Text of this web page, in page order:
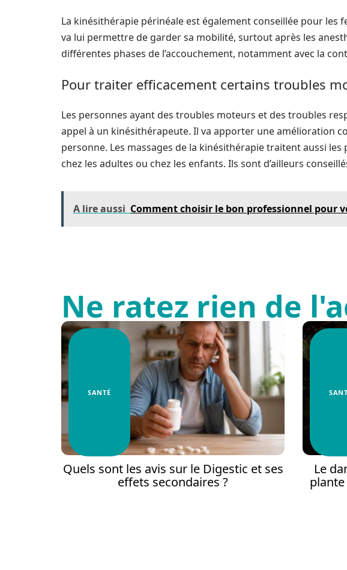
La kinésithérapie périnéale est également conseillée pour les
va lui permettre de garder sa mobilité, surtout après les
différentes phases de l’accouchement, notamment avec la
Pour traiter efficacement certains troubles
Les personnes ayant des troubles moteurs et des troubles
appel à un kinésithérapeute. Il va apporter une amélioration
personne. Les massages de la kinésithérapie traitent aussi
chez les adultes ou chez les enfants. Ils sont d’ailleurs
A lire aussi Comment choisir le bon professionnel pour
Ne ratez rien de
SANTÉ
Quels sont les avis sur le Digestic et ses
effets secondaires ?
Le